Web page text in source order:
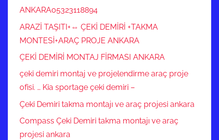
ANKARA05323118894
ARAZİ TAŞITI+⇔ ÇEKİ DEMİRİ +TAKMA
MONTESİ+ARAÇ PROJE ANKARA
ÇEKİ DEMİRİ MONTAJ FİRMASI ANKARA
çeki demiri montaj ve projelendirme araç proje
ofisi. … Kia sportage çeki demiri –
Çeki Demiri takma montajı ve araç projesi ankara
Compass Çeki Demiri takma montajı ve araç
projesi ankara